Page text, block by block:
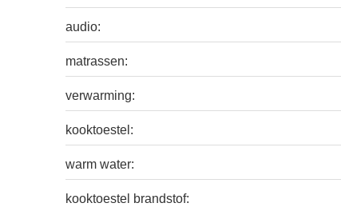
audio:
matrassen:
verwarming:
kooktoestel:
warm water:
kooktoestel brandstof: